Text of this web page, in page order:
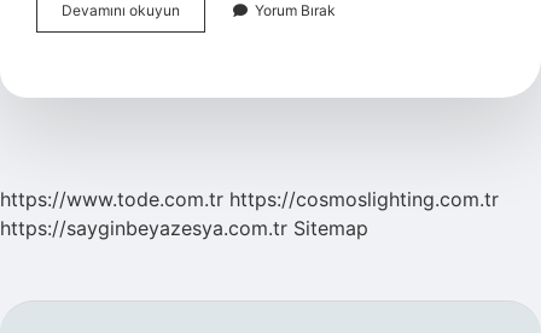
Devamını okuyun
Devletten
Yapılabilir
Yorum Bırak
https://www.tode.com.tr https://cosmoslighting.com.tr
https://sayginbeyazesya.com.tr Sitemap